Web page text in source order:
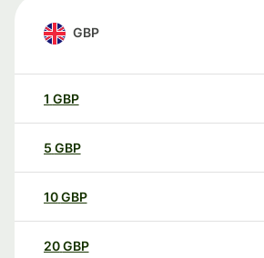
GBP
1 GBP
5 GBP
10GBP
20GBP